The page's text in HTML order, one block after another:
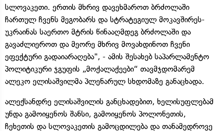
სლოვაკეთი. ერთის მხრივ დავეხმაროთ ბრძოლაში
ჩართულ ჩვენს მეგობარს და სტრატეგიულ მოკავშირეს-
უკრაინას საერთო მტრის წინააღმდეგ ბრძოლაში და
გავაძლიეროთ და მეორე მხრივ მოვახდინოთ ჩვენი
ეფექტური გადაიარაღება", - ამის შესახებ საპარლამენტო
პოლიტიკური ჯგუფის „მოქალაქეები“ თავმჯდომარემ
ალეკო ელისაშვილმა პლენარულ სხდომაზე განაცხადა.
ალექსანდრე ელისაშვილის განცხადებით, ხელისუფლებამ
უნდა გამოიყენოს შანსი, გამოიყენოს პოლონეთის,
ჩეხეთის და სლოვაკეთის გამოცდილება და თანამედროვე